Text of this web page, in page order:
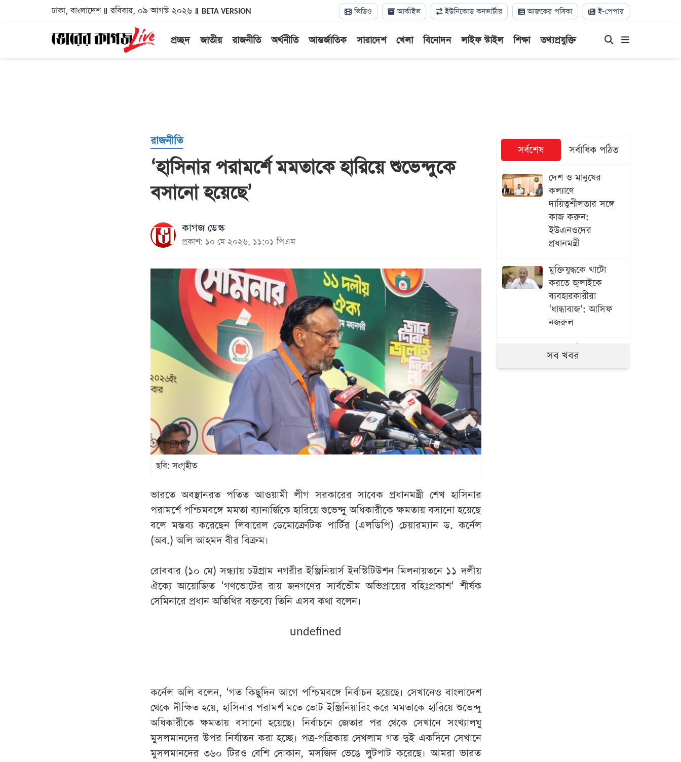
ঢাকা, বাংলাদেশ রবিবার, ০৯ আগস্ট ২০২৬ BETA VERSION ভিডিও আর্কাইভ ইউনিকোড কনভার্টার আজকের পত্রিকা ই-পেপার
প্রচ্ছদ জাতীয় রাজনীতি অর্থনীতি আন্তর্জাতিক সারাদেশ খেলা বিনোদন লাইফ স্টাইল শিক্ষা তথ্যপ্রযুক্তি
রাজনীতি
‘হাসিনার পরামর্শে মমতাকে হারিয়ে শুভেন্দুকে
বসানো হয়েছে’
কাগজ ডেস্ক
প্রকাশ: ১০ মে ২০২৬, ১১:০১ পিএম
ছবি: সংগৃহীত
ভারতে অবস্থানরত পতিত আওয়ামী লীগ সরকারের সাবেক প্রধানমন্ত্রী শেখ হাসিনার
পরামর্শে পশ্চিমবঙ্গে মমতা ব্যানার্জিকে হারিয়ে শুভেন্দু অধিকারীকে ক্ষমতায় বসানো হয়েছে
বলে মন্তব্য করেছেন লিবারেল ডেমোক্রেটিক পার্টির (এলডিপি) চেয়ারম্যান ড. কর্নেল
(অব.) অলি আহমদ বীর বিক্রম।
রোববার (১০ মে) সন্ধ্যায় চট্টগ্রাম নগরীর ইঞ্জিনিয়ার্স ইনস্টিটিউশন মিলনায়তনে ১১ দলীয়
ঐক্যে আয়োজিত ‘গণভোটের রায় জনগণের সার্বভৌম অভিপ্রায়ের বহিঃপ্রকাশ’ শীর্ষক
সেমিনারে প্রধান অতিথির বক্তব্যে তিনি এসব কথা বলেন।
undefined
কর্নেল অলি বলেন, ‘গত কিছুদিন আগে পশ্চিমবঙ্গে নির্বাচন হয়েছে। সেখানেও বাংলাদেশ
থেকে দীক্ষিত হয়ে, হাসিনার পরামর্শ মতে ভোট ইঞ্জিনিয়ারিং করে মমতাকে হারিয়ে শুভেন্দু
অধিকারীকে ক্ষমতায় বসানো হয়েছে। নির্বাচনে জেতার পর থেকে সেখানে সংখ্যালঘু
মুসলমানদের উপর নির্যাতন করা হচ্ছে। পত্র-পত্রিকায় দেখলাম গত দুই একদিনে সেখানে
মুসলমানদের ৩৬০ টিরও বেশি দোকান, মসজিদ ভেঙে লুটপাট করেছে। আমরা ভারত
সর্বশেষ সর্বাধিক পঠিত
দেশ ও মানুষের
কল্যাণে
দায়িত্বশীলতার সঙ্গে
কাজ করুন:
ইউএনওদের
প্রধানমন্ত্রী
মুক্তিযুদ্ধকে খাটো
করতে জুলাইকে
ব্যবহারকারীরা
‘ধান্ধাবাজ’: আসিফ
নজরুল
৮ বোর্ডে এইচএসসি
পরীক্ষা শেষ, ৯
সব খবর